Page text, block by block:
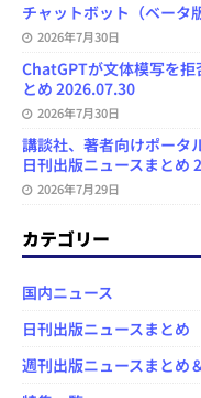
チャットボット（ベータ
2026年7月30日
ChatGPTが文体模写を拒
とめ 2026.07.30
2026年7月30日
講談社、著者向けポータ
日刊出版ニュースまとめ
2026年7月29日
カテゴリー
国内ニュース
日刊出版ニュースまとめ
週刊出版ニュースまとめ